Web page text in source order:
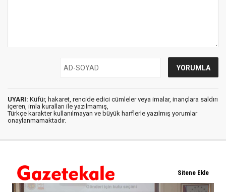
UYARI: Küfür, hakaret, rencide edici cümleler veya imalar, inançlara saldırı
içeren, imla kuralları ile yazılmamış,
Türkçe karakter kullanılmayan ve büyük harflerle yazılmış yorumlar
onaylanmamaktadır.